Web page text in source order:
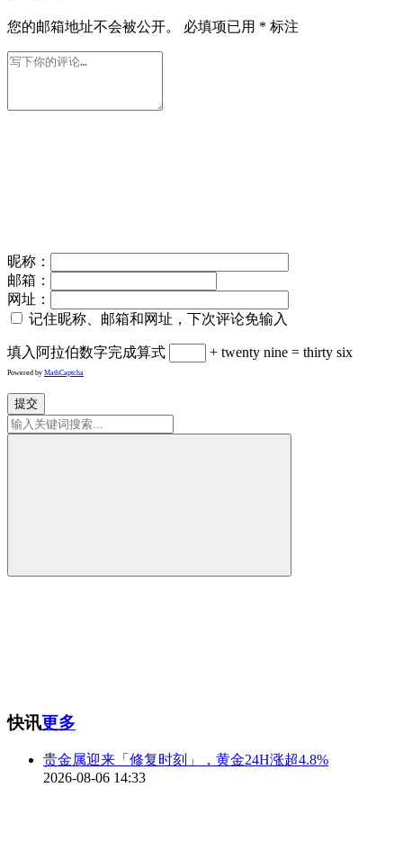
您的邮箱地址不会被公开。 必填项已用 * 标注
昵称：
邮箱：
网址：
记住昵称、邮箱和网址，下次评论免输入
填入阿拉伯数字完成算式 + twenty nine = thirty six
Powered by MathCaptcha
提交
快讯更多
贵金属迎来「修复时刻」，黄金24H涨超4.8%
2026-08-06 14:33